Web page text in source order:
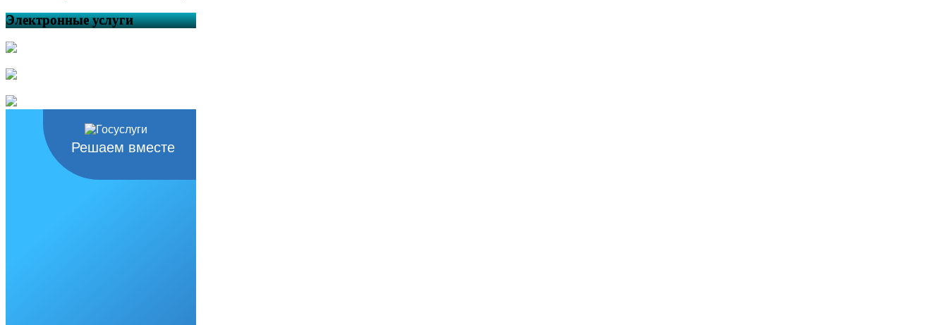
Электронные услуги
Решаем вместе